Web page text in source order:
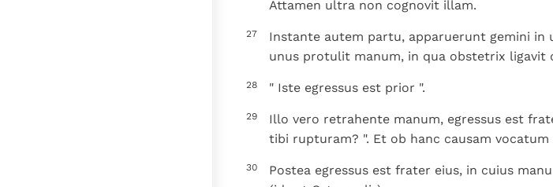
Attamen ultra non cognovit illam.
27
Instante autem partu, apparuerunt gemini
unus protulit manum, in qua obstetrix ligavit
28 " Iste egressus est prior ".
29
Illo vero retrahente manum, egressus est
tibi rupturam? ". Et ob hanc causam
30
Postea egressus est frater eius, in cuius